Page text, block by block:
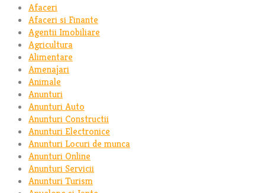
Afaceri
Afaceri si Finante
Agentii Imobiliare
Agricultura
Alimentare
Amenajari
Animale
Anunturi
Anunturi Auto
Anunturi Constructii
Anunturi Electronice
Anunturi Locuri de munca
Anunturi Online
Anunturi Servicii
Anunturi Turism